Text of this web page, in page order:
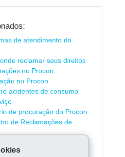
de atendimento do
reclamar seus direitos
no Procon
no Procon
acidentes de consumo
de procuração do Procon
de Reclamações de